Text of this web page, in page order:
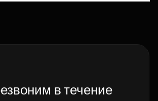
в течение